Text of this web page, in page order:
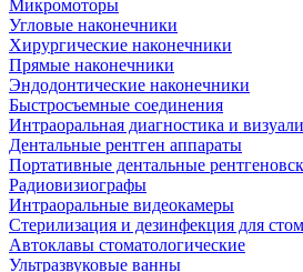
Микромоторы
Угловые наконечники
Хирургические наконечники
Прямые наконечники
Эндодонтические наконечники
Быстросъемные соединения
Интраоральная диагностика и
Дентальные рентген аппараты
Портативные дентальные
Радиовизиографы
Интраоральные видеокамеры
Стерилизация и дезинфекция для
Автоклавы стоматологические
Ультразвуковые ванны